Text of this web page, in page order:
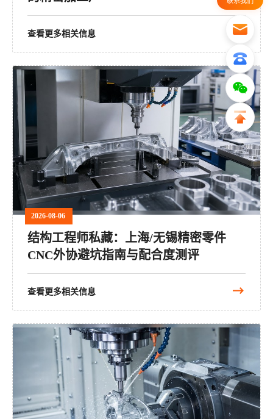
查看更多相关信息
2026-08-06
结构工程师私藏：上海/无锡精密零件
CNC外协避坑指南与配合度测评
查看更多相关信息